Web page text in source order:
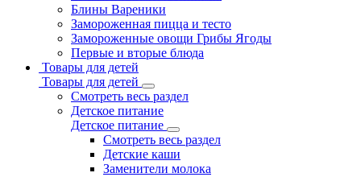
Блины Вареники
Замороженная пицца и тесто
Замороженные овощи Грибы Ягоды
Первые и вторые блюда
Товары для детей
Товары для детей
Смотреть весь раздел
Детское питание
Детское питание
Смотреть весь раздел
Детские каши
Заменители молока